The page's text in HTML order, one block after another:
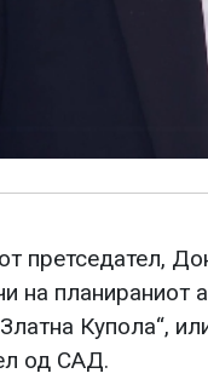
претседател,
на
Купола“,
од САД.